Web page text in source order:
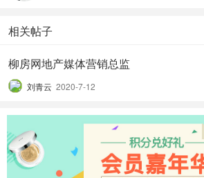
相关帖子
柳房网地产媒体营销总监
刘青云 2020-7-12